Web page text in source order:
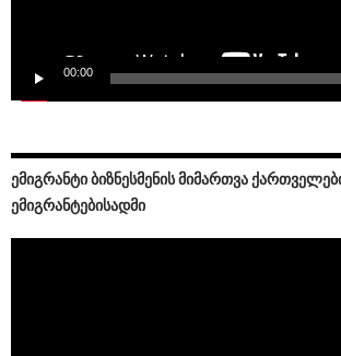
00:00
ᲔᲛᲘᲒᲠᲐᲜᲢᲘ ᲑᲘᲖᲜᲔᲡᲛᲔᲜᲘᲡ ᲛᲘᲛᲐᲠᲗᲕᲐ
ᲔᲛᲘᲒᲠᲐᲜᲢᲔᲑᲘᲡᲐᲓᲛᲘ